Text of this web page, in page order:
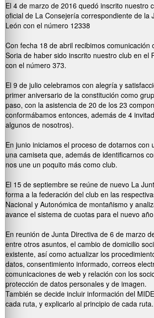
El 4 de marzo de 2016 quedó inscrito nuestro
oficial de La Consejería correspondiente de la
León con el número 12338
Con fecha 18 de abril recibimos comunicación
Soria de haber sido inscrito nuestro club en el
con el número 373.
El 9 de julio celebramos con alegría y
primer aniversario de la constitución como
paso, con la asistencia de 20 de los 23
conformábamos entonces, además de 4
algunos de nosotros).
En junio iniciamos el proceso de dotarnos con
una camiseta que, además de identificarnos
nos une un poquito más como club.
El 15 de septiembre se reúne de nuevo La
forma a la federación del club en las
Nacional y Autonómica de montañismo y
avance el sistema de cuotas para el nuevo
En reunión de Junta Directiva de 6 de marzo
entre otros asuntos, el cambio de domicilio
existente, así como actualizar los
datos, consentimiento informado, correos
comunicaciones de web y relación con los
protección de datos personales y de imagen.
También se decide incluir información del
cada ruta, y explicarlo al principio de cada ruta.